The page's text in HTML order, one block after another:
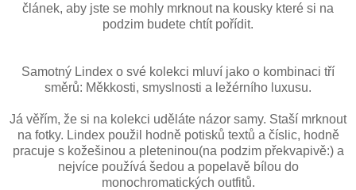
článek, aby jste se mohly mrknout na kousky které si na
podzim budete chtít pořídit.
Samotný Lindex o své kolekci mluví jako o kombinaci tří
směrů: Měkkosti, smyslnosti a ležérního luxusu.
Já věřím, že si na kolekci uděláte názor samy. Staší mrknout
na fotky. Lindex použil hodně potisků textů a číslic, hodně
pracuje s kožešinou a pleteninou(na podzim překvapivě:) a
nejvíce používá šedou a popelavě bílou do
monochromatických outfitů.